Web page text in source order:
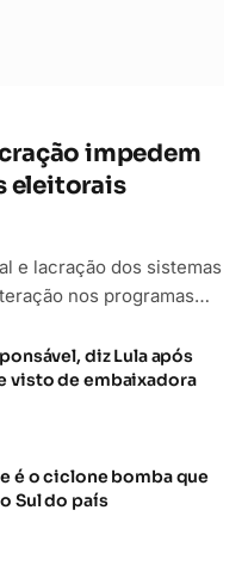
impedem
eleitorais
e lacração dos sistemas
nos programas…
diz Lula após
visto de embaixadora
é o ciclone bomba que
Sul do país